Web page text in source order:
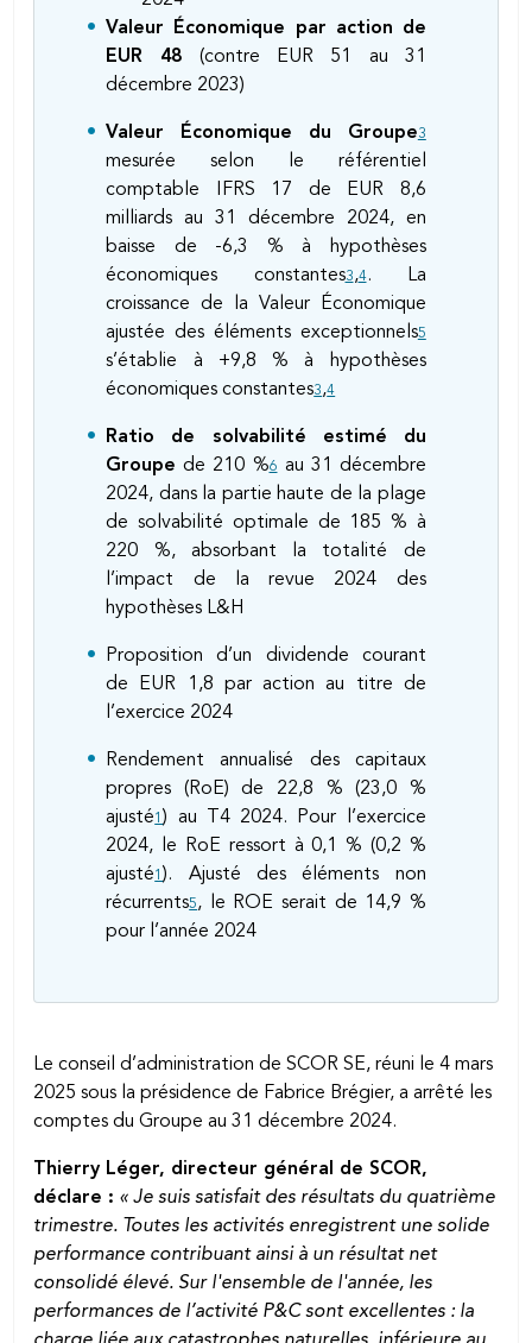
Valeur Économique par action de
EUR 48 (contre EUR 51 au 31
décembre 2023)
Valeur Économique du Groupe3
mesurée selon le référentiel
comptable IFRS 17 de EUR 8,6
milliards au 31 décembre 2024, en
baisse de -6,3 % à hypothèses
économiques constantes3,4. La
croissance de la Valeur Économique
ajustée des éléments exceptionnels5
s’établie à +9,8 % à hypothèses
économiques constantes3,4
Ratio de solvabilité estimé du
Groupe de 210 %6 au 31 décembre
2024, dans la partie haute de la plage
de solvabilité optimale de 185 % à
220 %, absorbant la totalité de
l’impact de la revue 2024 des
hypothèses L&H
Proposition d’un dividende courant
de EUR 1,8 par action au titre de
l’exercice 2024
Rendement annualisé des capitaux
propres (RoE) de 22,8 % (23,0 %
ajusté1 ) au T4 2024. Pour l’exercice
2024, le RoE ressort à 0,1 % (0,2 %
ajusté1 ). Ajusté des éléments non
récurrents5, le ROE serait de 14,9 %
pour l’année 2024
Le conseil d’administration de SCOR SE, réuni le 4 mars
2025 sous la présidence de Fabrice Brégier, a arrêté les
comptes du Groupe au 31 décembre 2024.
Thierry Léger, directeur général de SCOR,
déclare : « Je suis satisfait des résultats du quatrième
trimestre. Toutes les activités enregistrent une solide
performance contribuant ainsi à un résultat net
consolidé élevé. Sur l'ensemble de l'année, les
performances de l’activité P&C sont excellentes : la